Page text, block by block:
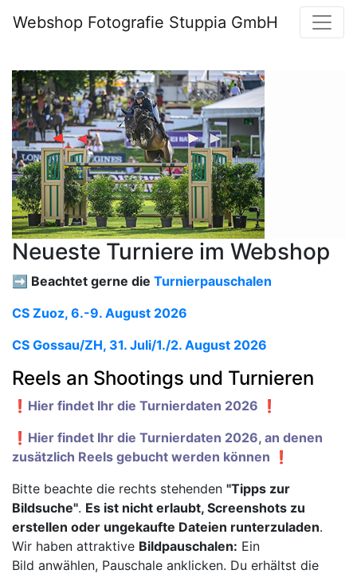
Webshop Fotografie Stuppia GmbH
Neueste Turniere im Webshop
➡️ Beachtet gerne die Turnierpauschalen
CS Zuoz, 6.-9. August 2026
CS Gossau/ZH, 31. Juli/1./2. August 2026
Reels an Shootings und Turnieren
❗️Hier findet Ihr die Turnierdaten 2026 ❗️
❗️Hier findet Ihr die Turnierdaten 2026, an denen
zusätzlich Reels gebucht werden können ❗️
Bitte beachte die rechts stehenden "Tipps zur
Bildsuche". Es ist nicht erlaubt, Screenshots zu
erstellen oder ungekaufte Dateien runterzuladen.
Wir haben attraktive Bildpauschalen: Ein
Bild anwählen, Pauschale anklicken. Du erhältst die